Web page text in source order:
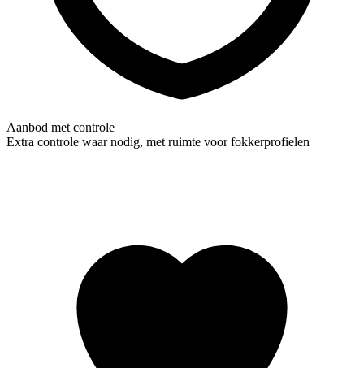
Aanbod met controle
Extra controle waar nodig, met ruimte voor fokkerprofielen